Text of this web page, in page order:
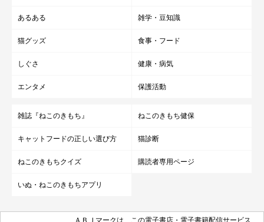
あるある 雑学・豆知識
猫グッズ 食事・フード
しぐさ 健康・病気
エンタメ 保護活動
雑誌『ねこのきもち』 ねこのきもち健保
キャットフードの正しい選び方 猫診断
ねこのきもちクイズ 購読者専用ページ
いぬ・ねこのきもちアプリ
ＡＢＪマークは、この電子書店・電子書籍配信サービス